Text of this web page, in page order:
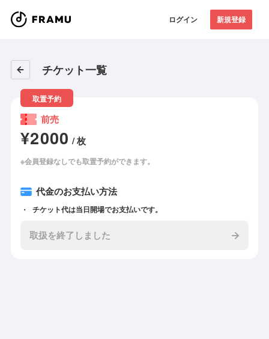
ログイン 新規登録
チケット一覧
取置予約
前売
¥2000 / 枚
※会員登録なしでも取置予約ができます。
代金のお支払い方法
チケット代は当日開場でお支払いです。
取扱を終了しました